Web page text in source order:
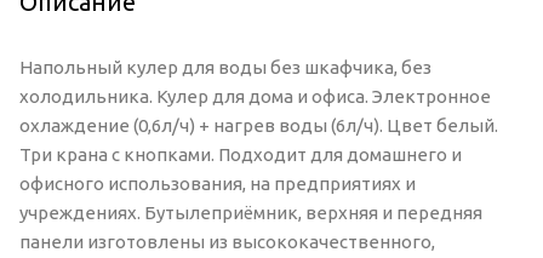
Напольный кулер для воды без шкафчика, без
холодильника. Кулер для дома и офиса. Электронное
охлаждение (0,6л/ч) + нагрев воды (6л/ч). Цвет белый.
Три крана с кнопками. Подходит для домашнего и
офисного использования, на предприятиях и
учреждениях. Бутылеприёмник, верхняя и передняя
панели изготовлены из высококачественного,